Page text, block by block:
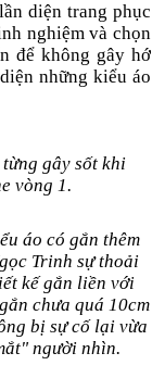
diện trang phục
nghiệm và chọn
để không gây hớ
những kiểu áo
gây sốt khi
vòng 1.
áo có gắn thêm
Trinh sự thoải
kế gắn liền với
chưa quá 10cm
bị sự cố lại vừa
người nhìn.